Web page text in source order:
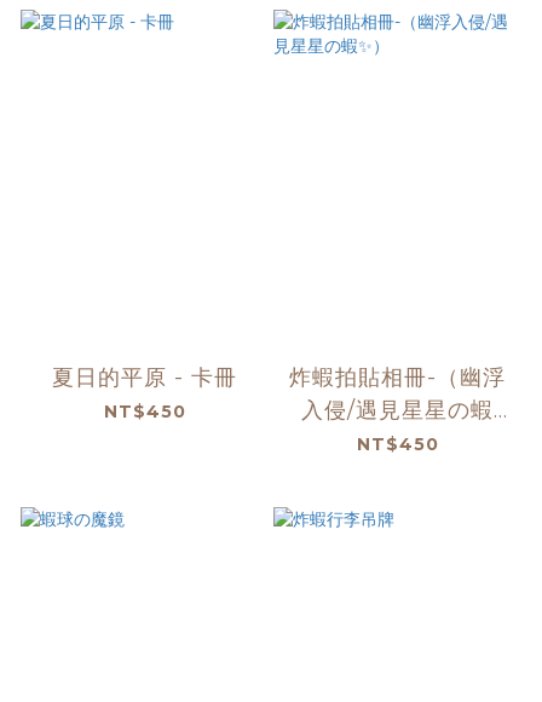
夏日的平原 - 卡冊
NT$450
炸蝦拍貼相冊-（幽浮
入侵/遇見星星の蝦
✨）
NT$450